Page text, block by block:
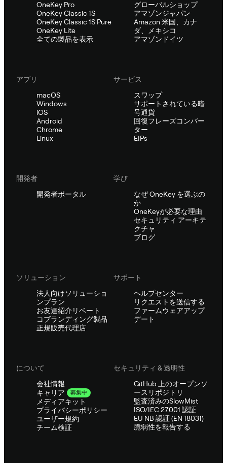
OneKey Pro
OneKey Classic 1S
OneKey Classic 1S Pure
OneKey Lite
全ての製品を表示
グローバルショップ
アマゾンジャパン
Amazon 米国、カナ
ダ、メキシコ
アマゾンドイツ
アプリ
macOS
Windows
iOS
Android
Chrome
Linux
サービス
スワップ
サポートされている暗
号通貨
回復フレーズコンバー
ター
EIPs
開発者
開発者ポータル
学び
なぜ OneKey を選ぶの
か
OneKeyが必要な理由
セキュリティ アーキテ
クチャ
ブログ
ソリューション
法人向けソリューショ
ンプラン
お友達紹介リベート
コブランディング製品
正規販売代理店
サポート
ヘルプセンター
リクエストを送信する
ファームウェアアップ
デート
について
会社情報
キャリア
募集中
メディアキット
プライバシーポリシー
ユーザー規約
チーム検証
セキュリティ & 透明性
GitHub 上のオープンソ
ースリポジトリ
監査済みのSlowMist
ISO/IEC 27001 認証
EU NB 認証 (EN 18031)
脆弱性を報告する